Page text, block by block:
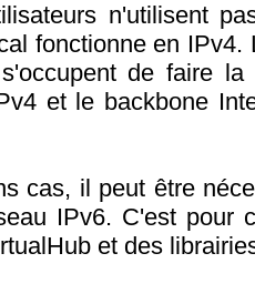
n'utilisent
fonctionne en IPv4.
de faire
et le backbone
cas, il peut être
IPv6. C'est pour
et des